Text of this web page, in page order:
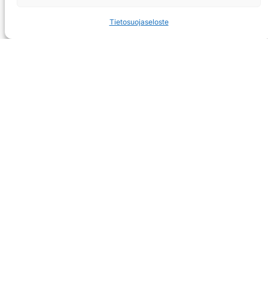
Tietosuojaseloste